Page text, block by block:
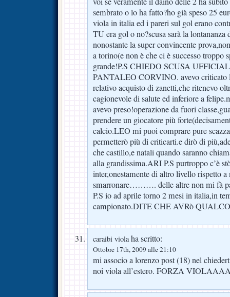
sembrato o lo ha fatto?ho già speso 25
viola in italia ed i pareri sul gol erano
TU era gol o no?scusa sarà la
nonostante la super convincente
a torino(e non è che ci è successo troppo
grande!P.S CHIEDO SCUSA
PANTALEO CORVINO. avevo criticato
relativo acquisto di zanetti,che ritenevo
cagionevole di salute ed inferiore a
avevo preso!operazione da fuori
prendere un giocatore più
calcio.LEO mi puoi comprare pure
permetterò più di criticarti.e dirò di
che castillo,e natali quando saranno
alla grandissima.ARI P.S purtroppo c’è
inter,onestamente di altro livello rispetto a
smarronare………. delle altre non mi fà
P.S io ad aprile torno 2 mesi in italia,in
campionato.DITE CHE AVRò
caraibi violaha scritto:
Ottobre 17th, 2009 alle 21:10
mi associo a lorenzo post (18) nel
noi viola all’estero. FORZA